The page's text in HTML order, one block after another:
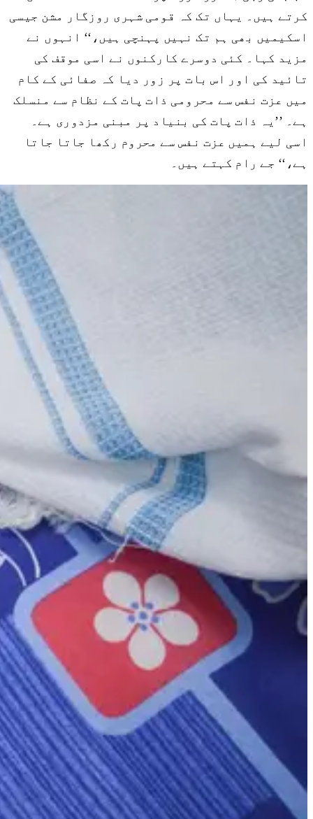
کرتے ہیں۔ یہاں تک کہ قومی شہری روزگار مشن جیسی
اسکیمیں بھی ہم تک نہیں پہنچی ہیں،‘‘ انہوں نے
مزید کہا۔ کئی دوسرے کارکنوں نے اسی موقف کی
تائید کی اور اس بات پر زور دیا کہ صفائی کے کام
میں عزت نفس سے محرومی ذات پات کے نظام سے منسلک
ہے۔ ’’یہ ذات پات کی بنیاد پر مبنی مزدوری ہے۔
اسی لیے ہمیں عزت نفس سے محروم رکھا جاتا جاتا
ہے،‘‘ جے رام کہتے ہیں۔